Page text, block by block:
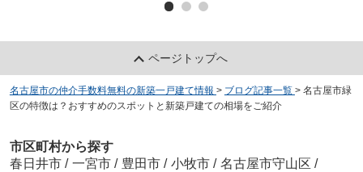
ページトップへ
名古屋市の仲介手数料無料の新築一戸建て情報 > ブログ記事一覧 > 名古屋市緑
区の特徴は？おすすめのスポットと新築戸建ての相場をご紹介
市区町村から探す
春日井市 / 一宮市 / 豊田市 / 小牧市 / 名古屋市守山区 /